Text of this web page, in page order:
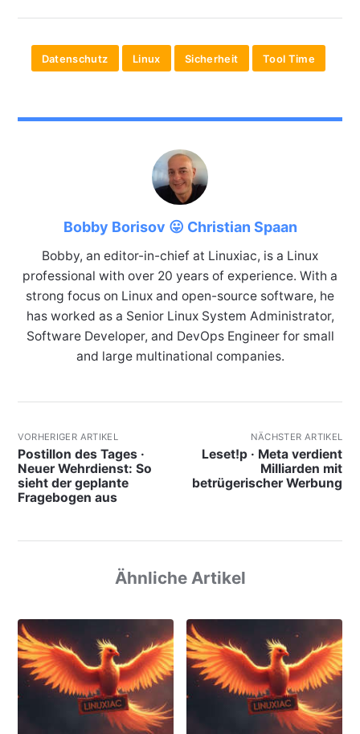
Datenschutz Linux Sicherheit Tool Time
Bobby Borisov 😛 Christian Spaan
Bobby, an editor-in-chief at Linuxiac, is a Linux
professional with over 20 years of experience. With a
strong focus on Linux and open-source software, he
has worked as a Senior Linux System Administrator,
Software Developer, and DevOps Engineer for small
and large multinational companies.
VORHERIGER ARTIKEL
Postillon des Tages ·
Neuer Wehrdienst: So
sieht der geplante
Fragebogen aus
NÄCHSTER ARTIKEL
Leset!p · Meta verdient
Milliarden mit
betrügerischer Werbung
Ähnliche Artikel